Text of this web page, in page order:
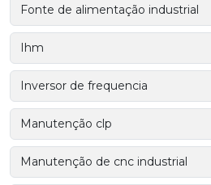
Fonte de alimentação industrial
Ihm
Inversor de frequencia
Manutenção clp
Manutenção de cnc industrial